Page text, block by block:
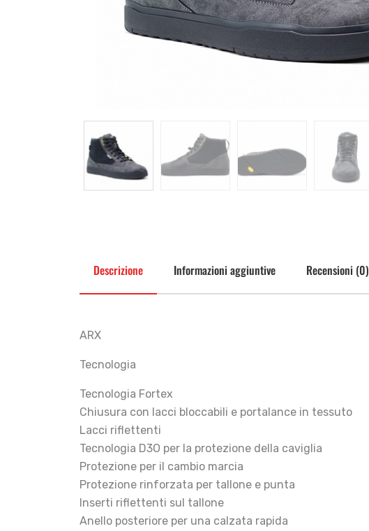
Descrizione Informazioni aggiuntive Recensioni (0)
ARX
Tecnologia
Tecnologia Fortex
Chiusura con lacci bloccabili e portalance in tessuto
Lacci riflettenti
Tecnologia D3O per la protezione della caviglia
Protezione per il cambio marcia
Protezione rinforzata per tallone e punta
Inserti riflettenti sul tallone
Anello posteriore per una calzata rapida